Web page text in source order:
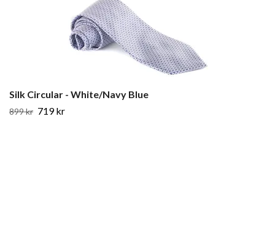
Silk Circular - White/Navy Blue
899 kr 719 kr